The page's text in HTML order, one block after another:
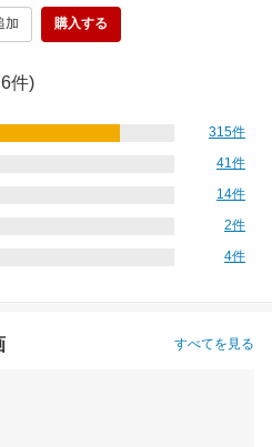
加 購入する
件)
315件
41件
14件
2件
4件
すべてを見る